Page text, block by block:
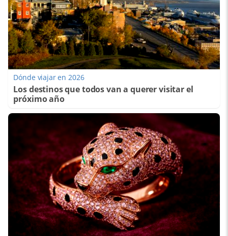
Dónde viajar en 2026
Los destinos que todos van a querer visitar el
próximo año